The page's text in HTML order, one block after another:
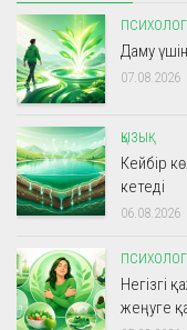
Даму
07.08.2026
ҚЫЗЫҚ
Кейбір
кетеді
06.08.2026
Негізгі
жеңуге